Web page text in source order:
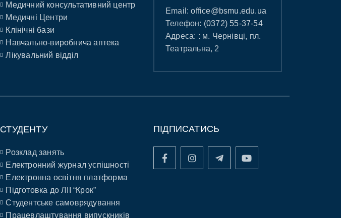
Медичний консультативний центр
Медичні Центри
Клінічні бази
Навчально-виробнича аптека
Лікувальний відділ
Email:office@bsmu.edu.ua
Телефон: (0372) 55-37-54
Адреса: : м. Чернівці, пл.
Театральна, 2
СТУДЕНТУ
Розклад занять
Електронний журнал успішності
Електронна освітня платформа
Підготовка до ЛІІ “Крок”
Студентське самоврядування
Працевлаштування випускників
ПІДПИСАТИСЬ